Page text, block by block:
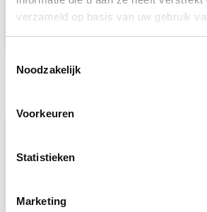
verzameld op basis van uw gebruik
Noodzakelijk
Voorkeuren
Statistieken
Marketing
Neem contact met ons op.